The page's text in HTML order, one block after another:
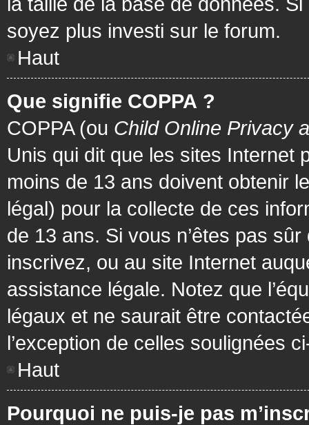
soyez plus investi sur le forum.
Haut
Que signifie COPPA ?
COPPA (ou Child Online Privacy
Unis qui dit que les sites Internet
moins de 13 ans doivent obtenir
légal) pour la collecte de ces
de 13 ans. Si vous n’êtes pas
inscrivez, ou au site Internet
assistance légale. Notez que
légaux et ne saurait être
l’exception de celles soulignées
Haut
Pourquoi ne puis-je pas